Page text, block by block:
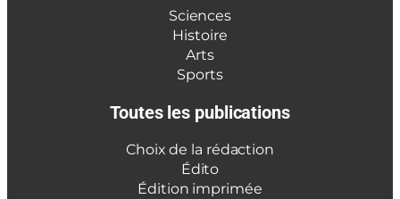
Sciences
Histoire
Arts
Sports
Toutes les publications
Choix de la rédaction
Édito
Édition imprimée